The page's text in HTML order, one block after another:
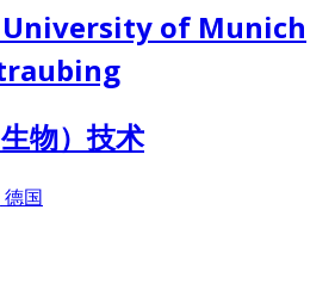
of Munich
物）技术
国